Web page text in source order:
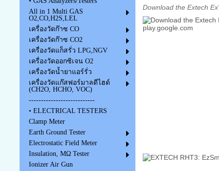
All in 1 Multi GAS
O2,CO,H2S,LEL
เครื่องวัดก๊าซ CO
เครื่องวัดก๊าซ CO2
เครื่องวัดแก็สรั่ว LPG,NGV
เครื่องวัดออกซิเจน O2
เครื่องวัดน้ำยาแอร์รั่ว
เครื่องวัดแก๊สฟอร์มาลดีไฮด์
(CH2O, HCHO, VOC)
---------------------------
• ELECTRICAL TESTERS
Clamp Meter
Earth Ground Tester
Electrostatic Field Meter
Insulation, MΩ Tester
Ionizer Air Gun
Download the Extech